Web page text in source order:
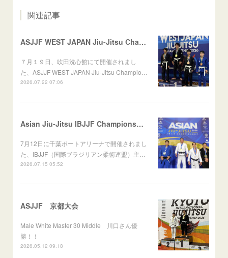
関連記事
ASJJF WEST JAPAN Jiu-Jitsu Championship
７月１９日、吹田洗心館にて開催されまし
た、ASJJF WEST JAPAN Jiu-Jitsu Champio…
2026.07.22 07:06
Asian Jiu-Jitsu IBJJF Championship 2026
7月12日に千葉ポートアリーナで開催されまし
た、IBJJF（国際ブラジリアン柔術連盟）主…
2026.07.15 05:52
ASJJF 京都大会
Male White Master 30 Middle 川口さん優
勝！！
2026.05.12 09:18